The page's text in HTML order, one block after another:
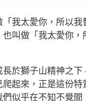
我太愛你，所以我
叫做「我太愛你，
長於獅子山精神之
爬起來，正是這份特
似乎在不知不覺間